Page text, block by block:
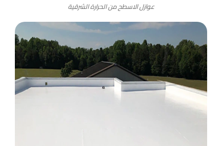
عوازل الاسطح من الحرارة الشرقية